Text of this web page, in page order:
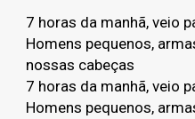
7 horas da manhã, veio
Homens pequenos,
nossas cabeças
7 horas da manhã, veio
Homens pequenos,